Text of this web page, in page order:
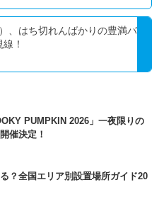
、はち切れんばかりの豊満バ
！
PUMPKIN 2026」一夜限りの
催決定！
？全国エリア別設置場所ガイド20